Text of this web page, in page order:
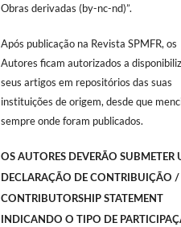
Obras derivadas (by-nc-nd)”.
Após publicação na Revista SPMFR, os
Autores ficam autorizados a
seus artigos em repositórios das suas
instituições de origem, desde que
sempre onde foram publicados.
OS AUTORES DEVERÃO SUBMETER
DECLARAÇÃO DE CONTRIBUIÇÃO /
CONTRIBUTORSHIP STATEMENT
INDICANDO O TIPO DE